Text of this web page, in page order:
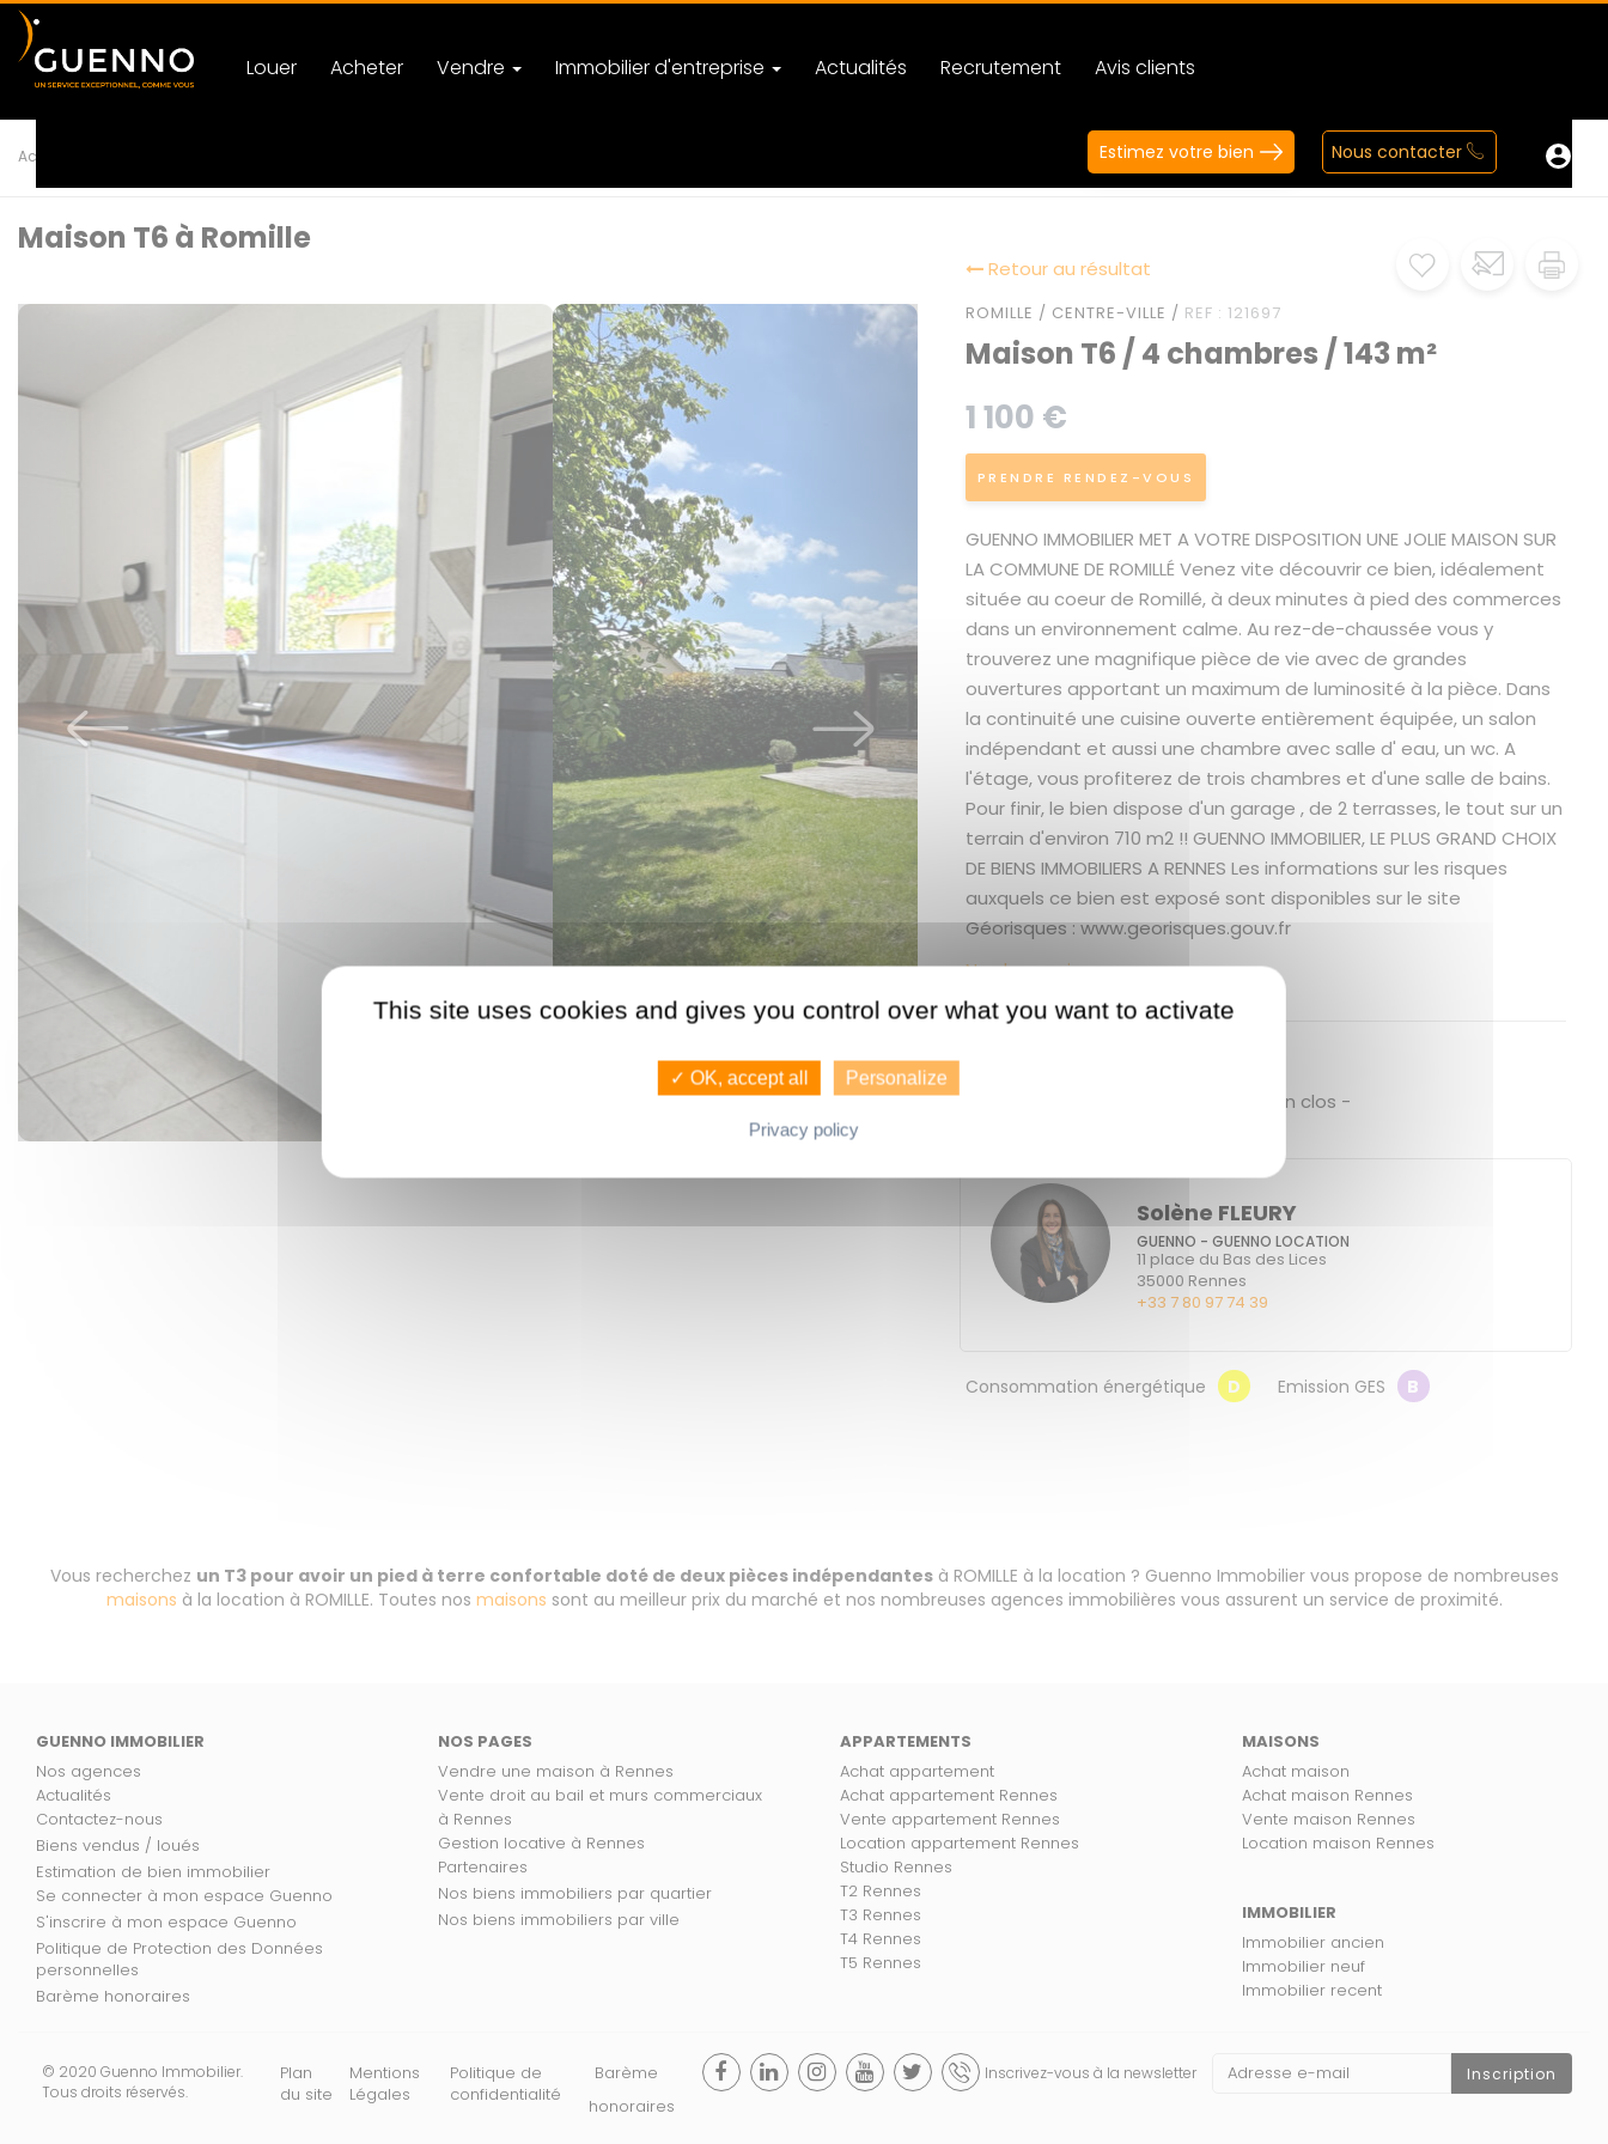
Louer Acheter Vendre Immobilier d'entreprise Actualités Recrutement Avis clients
Estimez votre bien Nous contacter
Accueil
Maison T6 à Romille
Retour au résultat
LA CARTE
ROMILLE / CENTRE-VILLE / REF : 121697
Maison T6 / 4 chambres / 143 m²
1 100 €
PRENDRE RENDEZ-VOUS
GUENNO IMMOBILIER MET A VOTRE DISPOSITION UNE JOLIE MAISON SUR
LA COMMUNE DE ROMILLÉ Venez vite découvrir ce bien, idéalement
située au coeur de Romillé, à deux minutes à pied des commerces
dans un environnement calme. Au rez-de-chaussée vous y
trouverez une magnifique pièce de vie avec de grandes
ouvertures apportant un maximum de luminosité à la pièce. Dans
la continuité une cuisine ouverte entièrement équipée, un salon
indépendant et aussi une chambre avec salle d' eau, un wc. A
l'étage, vous profiterez de trois chambres et d'une salle de bains.
Pour finir, le bien dispose d'un garage , de 2 terrasses, le tout sur un
terrain d'environ 710 m2 !! GUENNO IMMOBILIER, LE PLUS GRAND CHOIX
DE BIENS IMMOBILIERS A RENNES Les informations sur les risques
auxquels ce bien est exposé sont disponibles sur le site
Géorisques : www.georisques.gouv.fr
Nos honoraires
Calme - proche commodités - jardin clos -
Solène FLEURY
GUENNO - GUENNO LOCATION
11 place du Bas des Lices
35000 Rennes
+33 7 80 97 74 39
Consommation énergétique D Emission GES B
Vous recherchez un T3 pour avoir un pied à terre confortable doté de deux pièces indépendantesà ROMILLE à la location ? Guenno Immobilier vous propose de nombreuses
maisons à la location à ROMILLE. Toutes nos maisons sont au meilleur prix du marché et nos nombreuses agences immobilières vous assurent un service de proximité.
GUENNO IMMOBILIER
Nos agences
Actualités
Contactez-nous
Biens vendus / loués
Estimation de bien immobilier
Se connecter à mon espace Guenno
S'inscrire à mon espace Guenno
Politique de Protection des Données
personnelles
Barème honoraires
NOS PAGES
Vendre une maison à Rennes
Vente droit au bail et murs commerciaux
à Rennes
Gestion locative à Rennes
Partenaires
Nos biens immobiliers par quartier
Nos biens immobiliers par ville
APPARTEMENTS
Achat appartement
Achat appartement Rennes
Vente appartement Rennes
Location appartement Rennes
Studio Rennes
T2 Rennes
T3 Rennes
T4 Rennes
T5 Rennes
MAISONS
Achat maison
Achat maison Rennes
Vente maison Rennes
Location maison Rennes
IMMOBILIER
Immobilier ancien
Immobilier neuf
Immobilier recent
© 2020 Guenno Immobilier.
Tous droits réservés.
Plan
du site
Mentions
Légales
Politique de
confidentialité
Barème
honoraires
Inscrivez-vous à la newsletter Inscription
This site uses cookies and gives you control over what you want to activate
✓ OK, accept all Personalize
Privacy policy